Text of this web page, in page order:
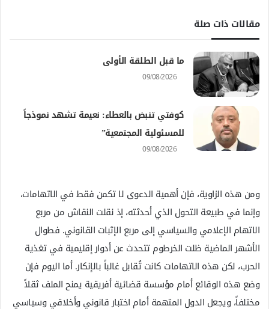
مقالات ذات صلة
ما قبل الطلقة الأولى
09/08/2026
كوفتي تنبض بالعطاء: نعيمة تشهد نموذجاً
للمسئولية المجتمعية”
09/08/2026
ومن هذه الزاوية، فإن أهمية الدعوى لا تكمن فقط في الاتهامات،
وإنما في طبيعة التحول الذي أحدثته، إذ نقلت النقاش من مربع
الاتهام الإعلامي والسياسي إلى مربع الإثبات القانوني. فطوال
الأشهر الماضية ظلت الخرطوم تتحدث عن أدوار إقليمية في تغذية
الحرب، لكن هذه الاتهامات كانت تُقابل غالباً بالإنكار. أما اليوم فإن
وضع هذه الوقائع أمام مؤسسة قضائية أفريقية يمنح الملف ثقلاً
مختلفاً، ويجعل الدول المتهمة أمام اختبار قانوني وأخلاقي وسياسي